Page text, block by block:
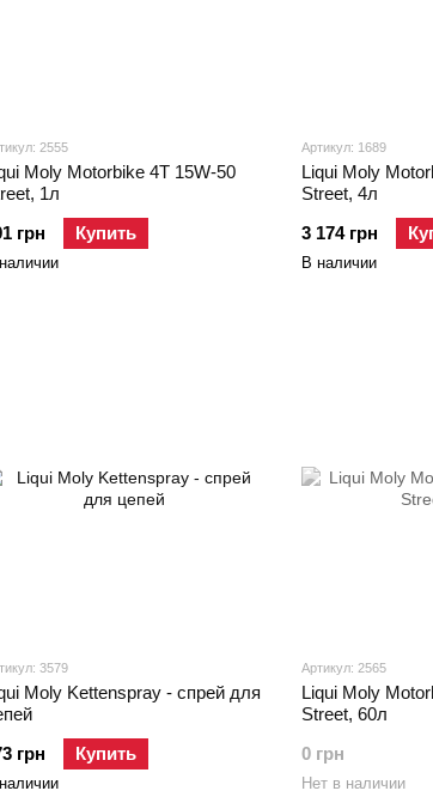
2555
Moly Motorbike 4T 15W-50
1л
грн
Купить
Артикул: 1689
Liqui Moly
Street, 4л
3 174 грн
В наличии
3579
Moly Kettenspray - спрей для
грн
Купить
Артикул: 2565
Liqui Moly
Street, 60л
0 грн
Нет в наличии